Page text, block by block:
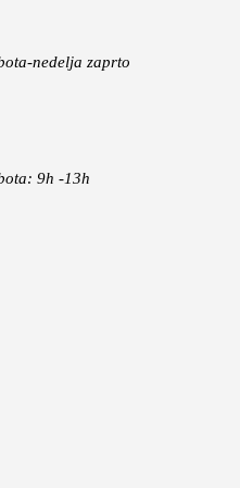
nedelja zaprto
9h -13h